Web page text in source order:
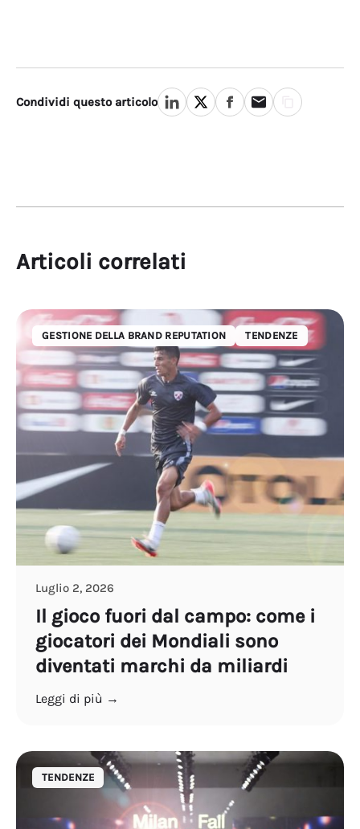
Condividi questo articolo
Articoli correlati
GESTIONE DELLA BRAND REPUTATION TENDENZE
Luglio 2, 2026
Il gioco fuori dal campo: come i
giocatori dei Mondiali sono
diventati marchi da miliardi
Leggi di più →
TENDENZE